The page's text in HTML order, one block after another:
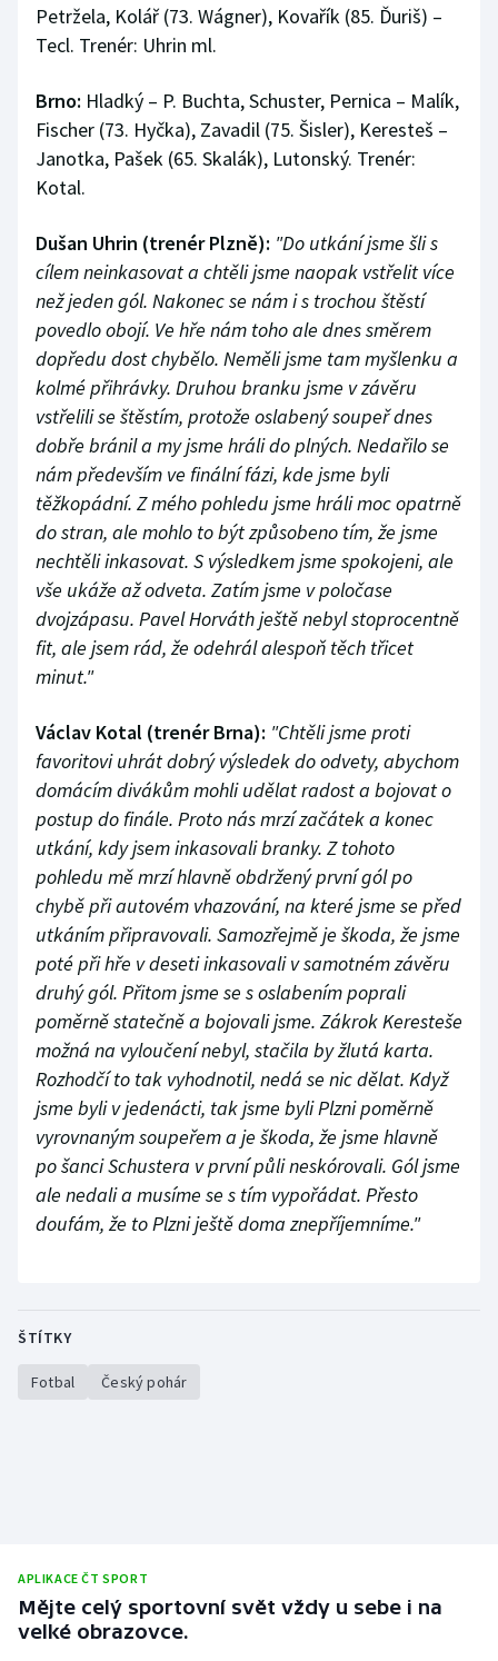
Petržela, Kolář (73. Wágner), Kovařík (85. Ďuriš) –
Tecl. Trenér: Uhrin ml.
Brno: Hladký – P. Buchta, Schuster, Pernica – Malík,
Fischer (73. Hyčka), Zavadil (75. Šisler), Keresteš –
Janotka, Pašek (65. Skalák), Lutonský. Trenér:
Kotal.
Dušan Uhrin (trenér Plzně): "Do utkání jsme šli s
cílem neinkasovat a chtěli jsme naopak vstřelit více
než jeden gól. Nakonec se nám i s trochou štěstí
povedlo obojí. Ve hře nám toho ale dnes směrem
dopředu dost chybělo. Neměli jsme tam myšlenku a
kolmé přihrávky. Druhou branku jsme v závěru
vstřelili se štěstím, protože oslabený soupeř dnes
dobře bránil a my jsme hráli do plných. Nedařilo se
nám především ve finální fázi, kde jsme byli
těžkopádní. Z mého pohledu jsme hráli moc opatrně
do stran, ale mohlo to být způsobeno tím, že jsme
nechtěli inkasovat. S výsledkem jsme spokojeni, ale
vše ukáže až odveta. Zatím jsme v poločase
dvojzápasu. Pavel Horváth ještě nebyl stoprocentně
fit, ale jsem rád, že odehrál alespoň těch třicet
minut."
Václav Kotal (trenér Brna): "Chtěli jsme proti
favoritovi uhrát dobrý výsledek do odvety, abychom
domácím divákům mohli udělat radost a bojovat o
postup do finále. Proto nás mrzí začátek a konec
utkání, kdy jsem inkasovali branky. Z tohoto
pohledu mě mrzí hlavně obdržený první gól po
chybě při autovém vhazování, na které jsme se před
utkáním připravovali. Samozřejmě je škoda, že jsme
poté při hře v deseti inkasovali v samotném závěru
druhý gól. Přitom jsme se s oslabením poprali
poměrně statečně a bojovali jsme. Zákrok Keresteše
možná na vyloučení nebyl, stačila by žlutá karta.
Rozhodčí to tak vyhodnotil, nedá se nic dělat. Když
jsme byli v jedenácti, tak jsme byli Plzni poměrně
vyrovnaným soupeřem a je škoda, že jsme hlavně
po šanci Schustera v první půli neskórovali. Gól jsme
ale nedali a musíme se s tím vypořádat. Přesto
doufám, že to Plzni ještě doma znepříjemníme."
ŠTÍTKY
Fotbal Český pohár
APLIKACE ČT SPORT
Mějte celý sportovní svět vždy u sebe i na
velké obrazovce.